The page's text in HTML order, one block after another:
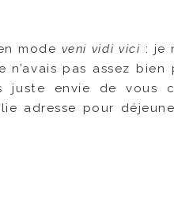
mode veni vidi vici : je
pas assez bien
juste envie de vous
adresse pour